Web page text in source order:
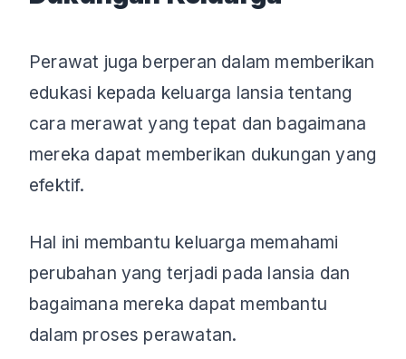
Perawat juga berperan dalam memberikan
edukasi kepada keluarga lansia tentang
cara merawat yang tepat dan bagaimana
mereka dapat memberikan dukungan yang
efektif.
Hal ini membantu keluarga memahami
perubahan yang terjadi pada lansia dan
bagaimana mereka dapat membantu
dalam proses perawatan.